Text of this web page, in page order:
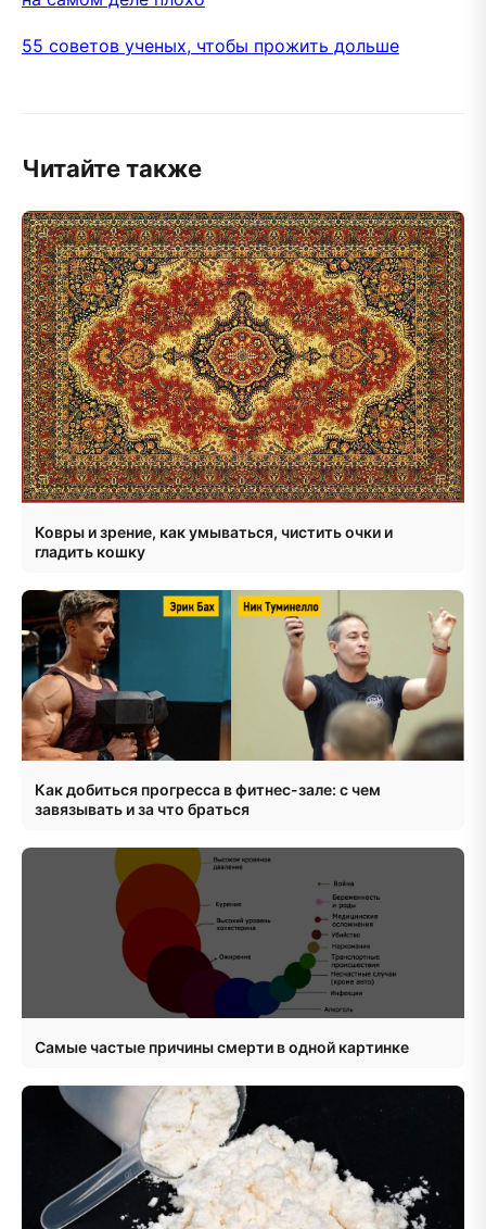
55 советов ученых, чтобы прожить дольше
Читайте также
Ковры и зрение, как умываться, чистить очки и
гладить кошку
Как добиться прогресса в фитнес-зале: с чем
завязывать и за что браться
Самые частые причины смерти в одной картинке